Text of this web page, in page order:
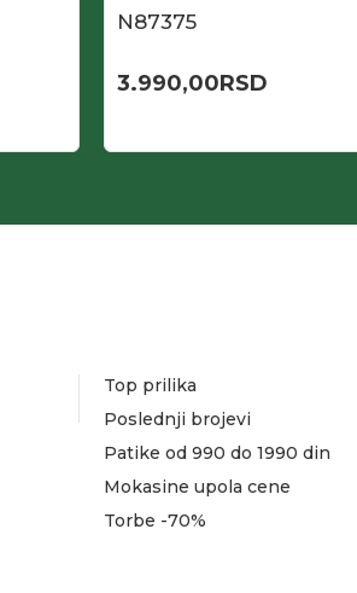
N87375
3.990,00RSD
Top prilika
Poslednji brojevi
Patike od 990 do 1990 din
Mokasine upola cene
Torbe -70%